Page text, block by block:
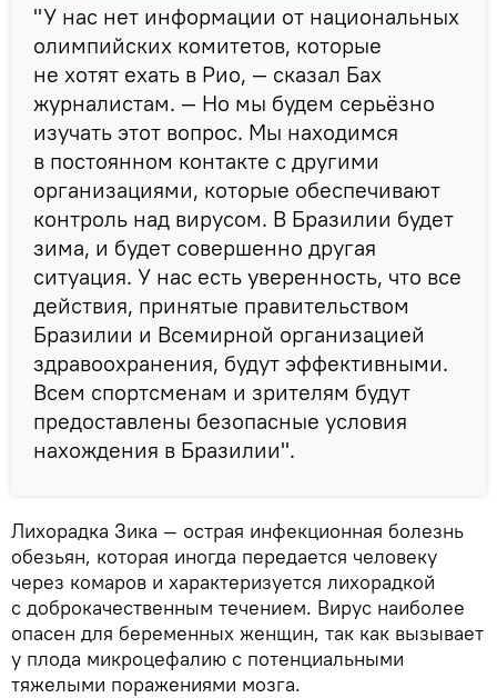
"У нас нет информации от национальных
олимпийских комитетов, которые
не хотят ехать в Рио, — сказал Бах
журналистам. — Но мы будем серьёзно
изучать этот вопрос. Мы находимся
в постоянном контакте с другими
организациями, которые обеспечивают
контроль над вирусом. В Бразилии будет
зима, и будет совершенно другая
ситуация. У нас есть уверенность, что все
действия, принятые правительством
Бразилии и Всемирной организацией
здравоохранения, будут эффективными.
Всем спортсменам и зрителям будут
предоставлены безопасные условия
нахождения в Бразилии".
Лихорадка Зика — острая инфекционная болезнь
обезьян, которая иногда передается человеку
через комаров и характеризуется лихорадкой
с доброкачественным течением. Вирус наиболее
опасен для беременных женщин, так как вызывает
у плода микроцефалию с потенциальными
тяжелыми поражениями мозга.